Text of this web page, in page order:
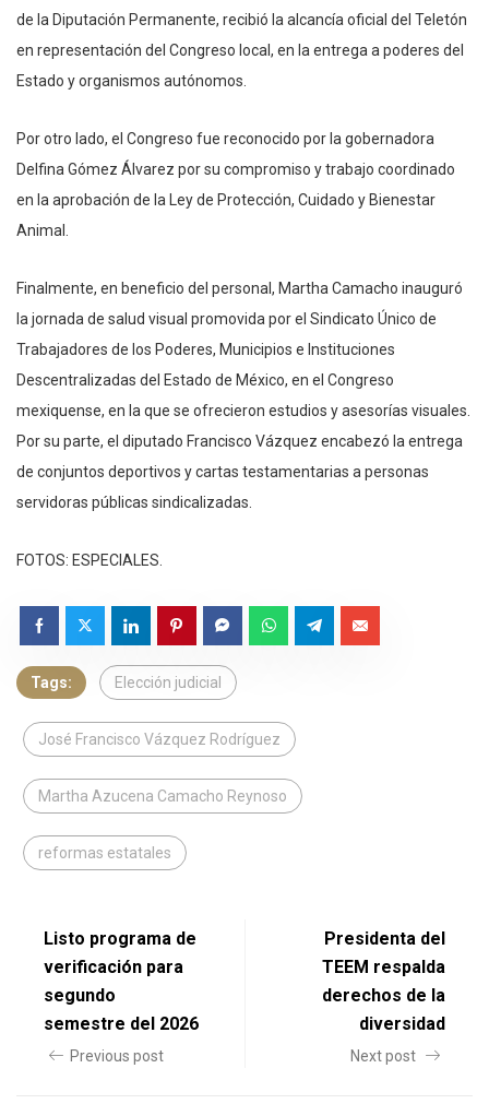
de la Diputación Permanente, recibió la alcancía oficial del Teletón
en representación del Congreso local, en la entrega a poderes del
Estado y organismos autónomos.
Por otro lado, el Congreso fue reconocido por la gobernadora
Delfina Gómez Álvarez por su compromiso y trabajo coordinado
en la aprobación de la Ley de Protección, Cuidado y Bienestar
Animal.
Finalmente, en beneficio del personal, Martha Camacho inauguró
la jornada de salud visual promovida por el Sindicato Único de
Trabajadores de los Poderes, Municipios e Instituciones
Descentralizadas del Estado de México, en el Congreso
mexiquense, en la que se ofrecieron estudios y asesorías visuales.
Por su parte, el diputado Francisco Vázquez encabezó la entrega
de conjuntos deportivos y cartas testamentarias a personas
servidoras públicas sindicalizadas.
FOTOS: ESPECIALES.
Tags: Elección judicial
José Francisco Vázquez Rodríguez
Martha Azucena Camacho Reynoso
reformas estatales
Listo programa de
verificación para
segundo
semestre del 2026
Previous post
Presidenta del
TEEM respalda
derechos de la
diversidad
Next post